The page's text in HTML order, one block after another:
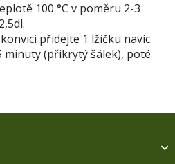
100 °C v poměru 2-3
přidejte 1 lžičku navíc.
minuty (přikrytý šálek), poté